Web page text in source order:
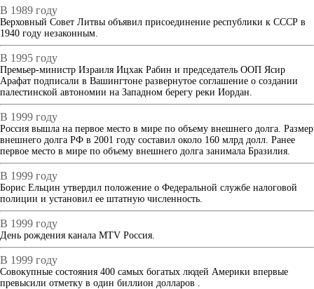
В 1989 году
Верховный Совет Литвы объявил присоединение республики к СССР в
1940 году незаконным.
В 1995 году
Премьер-министр Израиля Ицхак Рабин и председатель ООП Ясир
Арафат подписали в Вашингтоне развернутое соглашение о создании
палестинской автономии на Западном берегу реки Иордан.
В 1999 году
Россия вышла на первое место в мире по объему внешнего долга. Размер
внешнего долга РФ в 2001 году составил около 160 млрд долл. Ранее
первое место в мире по объему внешнего долга занимала Бразилия.
В 1999 году
Борис Ельцин утвердил положение о Федеральной службе налоговой
полиции и установил ее штатную численность.
В 1999 году
День рождения канала MTV Россия.
В 1999 году
Совокупные состояния 400 самых богатых людей Америки впервые
превысили отметку в один биллион долларов .